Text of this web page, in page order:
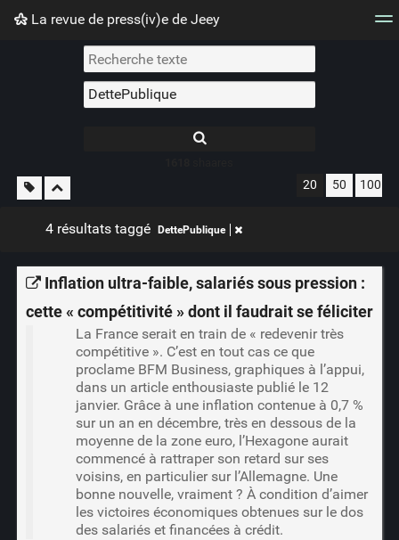
La revue de press(iv)e de Jeey
Nuage de tags Mur d'images
20 50 100
4 résultats taggé DettePublique
Inflation ultra-faible, salariés sous pression :
cette « compétitivité » dont il faudrait se féliciter
La France serait en train de « redevenir très
compétitive ». C’est en tout cas ce que
proclame BFM Business, graphiques à l’appui,
dans un article enthousiaste publié le 12
janvier. Grâce à une inflation contenue à 0,7 %
sur un an en décembre, très en dessous de la
moyenne de la zone euro, l’Hexagone aurait
commencé à rattraper son retard sur ses
voisins, en particulier sur l’Allemagne. Une
bonne nouvelle, vraiment ? À condition d’aimer
les victoires économiques obtenues sur le dos
des salariés et financées à crédit.